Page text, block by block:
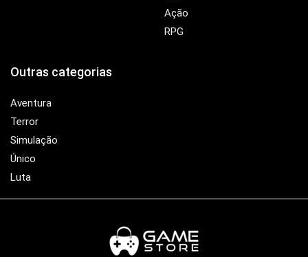
Ação
RPG
Outras categorias
Aventura
Terror
Simulação
Único
Luta